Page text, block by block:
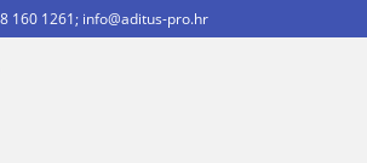
160 1261; info@aditus-pro.hr